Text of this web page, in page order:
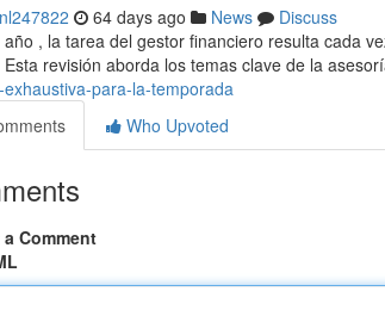
64 days ago News
Discuss
año , la tarea del gestor financiero resulta cada
Esta revisión aborda los temas clave de la
exhaustiva-para-la-temporada
Who Upvoted
Comment